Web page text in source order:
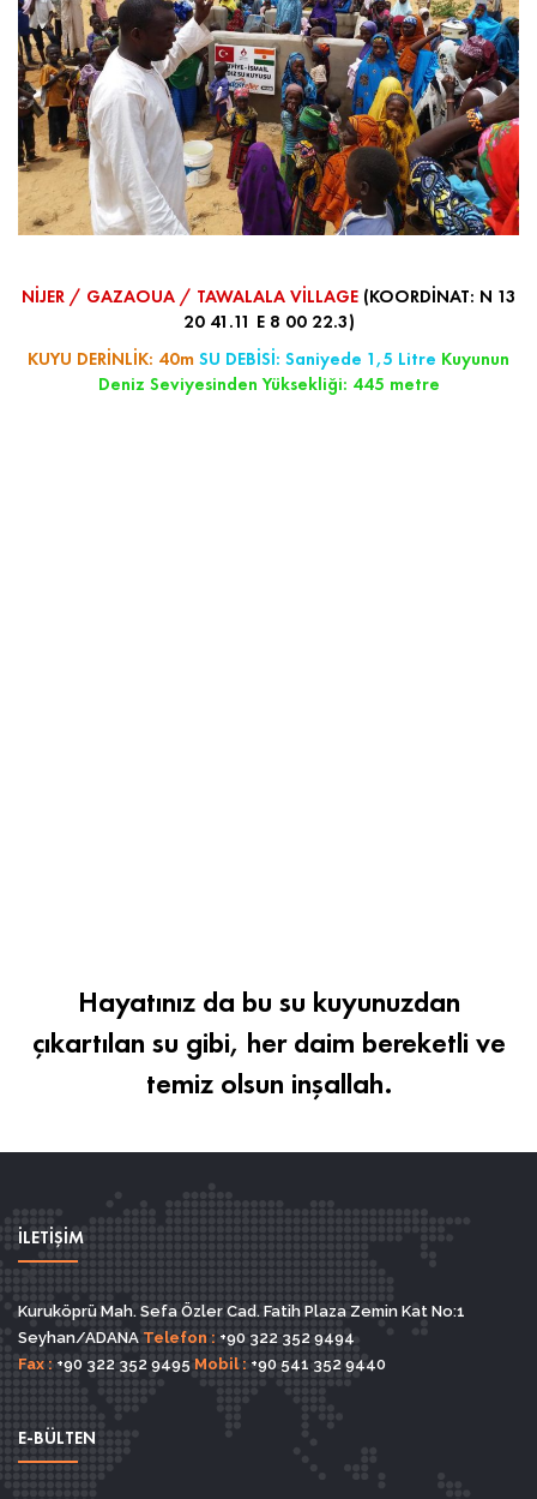
NİJER / GAZAOUA / TAWALALA VİLLAGE (KOORDİNAT: N 13
20 41.11 E 8 00 22.3)
KUYU DERİNLİK: 40m SU DEBİSİ: Saniyede 1,5 Litre Kuyunun
Deniz Seviyesinden Yüksekliği: 445 metre
Hayatınız da bu su kuyunuzdan
çıkartılan su gibi, her daim bereketli ve
temiz olsun inşallah.
İLETİŞİM
Kuruköprü Mah. Sefa Özler Cad. Fatih Plaza Zemin Kat No:1
Seyhan/ADANA Telefon : +90 322 352 9494
Fax : +90 322 352 9495 Mobil : +90 541 352 9440
E-BÜLTEN